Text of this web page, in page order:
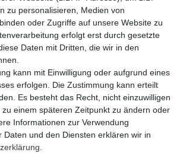
Sicher einkaufen mit
durchgehender SSL-Verschlüsselung
zu personalisieren, Medien von
oder Zugriffe auf unsere Website zu
erfolgt erst durch gesetzte
Daten mit Dritten, die wir in den
kann mit Einwilligung oder aufgrund eines
erfolgen. Die Zustimmung kann erteilt
Es besteht das Recht, nicht einzuwilligen
zu einem späteren Zeitpunkt zu ändern oder
Informationen zur Verwendung
Daten und den Diensten erklären wir in